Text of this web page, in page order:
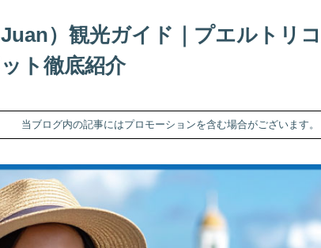
）観光ガイド｜プエルトリ
ト徹底紹介
当ブログ内の記事にはプロモーションを含む場合がございます。